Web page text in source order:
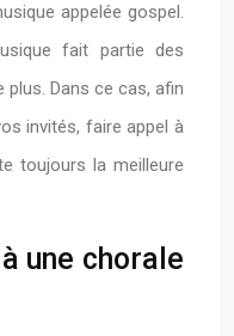
appelée gospel.
fait partie des
plus. Dans ce cas, afin
invités, faire appel à
toujours la meilleure
une chorale